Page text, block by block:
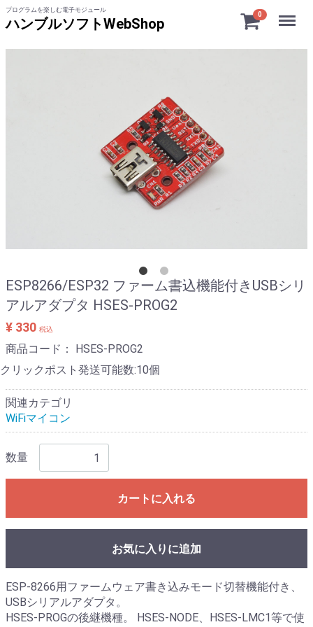
プログラムを楽しむ電子モジュール
ハンブルソフトWebShop
0 Menu
ESP8266/ESP32 ファーム書込機能付きUSBシリ
アルアダプタ HSES-PROG2
¥ 330 税込
商品コード： HSES-PROG2
クリックポスト発送可能数:10個
関連カテゴリ
WiFiマイコン
数量
カートに入れる
お気に入りに追加
ESP-8266用ファームウェア書き込みモード切替機能付き、
USBシリアルアダプタ。
HSES-PROGの後継機種。 HSES-NODE、HSES-LMC1等で使